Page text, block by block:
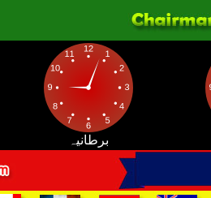
برطانیہ